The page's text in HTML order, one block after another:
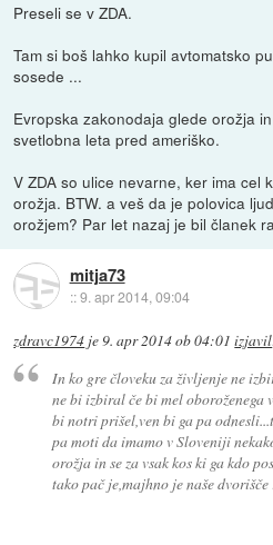
Preseli se v ZDA.
Tam si boš lahko kupil avtomatsko
sosede ...
Evropska zakonodaja glede orožja
svetlobna leta pred ameriško.
V ZDA so ulice nevarne, ker ima cel
orožja. BTW. a veš da je polovica
orožjem? Par let nazaj je bil članek
mitja73
::9. apr 2014, 09:04
zdravc1974 je9. apr 2014 ob 04:01 izjavil
In ko gre človeku za življenje ne
ne bi izbiral če bi mel oboroženega
bi notri prišel,ven bi ga pa
pa moti da imamo v Sloveniji
orožja in se za vsak kos ki ga kdo
tako pač je,majhno je naše